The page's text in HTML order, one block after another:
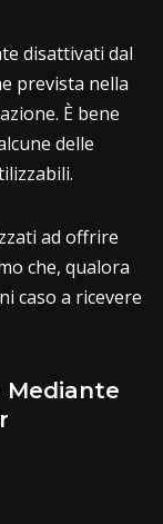
disattivati dal
prevista nella
È bene
delle
ad offrire
che, qualora
caso a ricevere
Mediante